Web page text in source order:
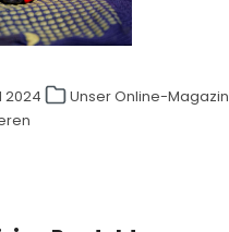
2024 Unser Online-Magazin